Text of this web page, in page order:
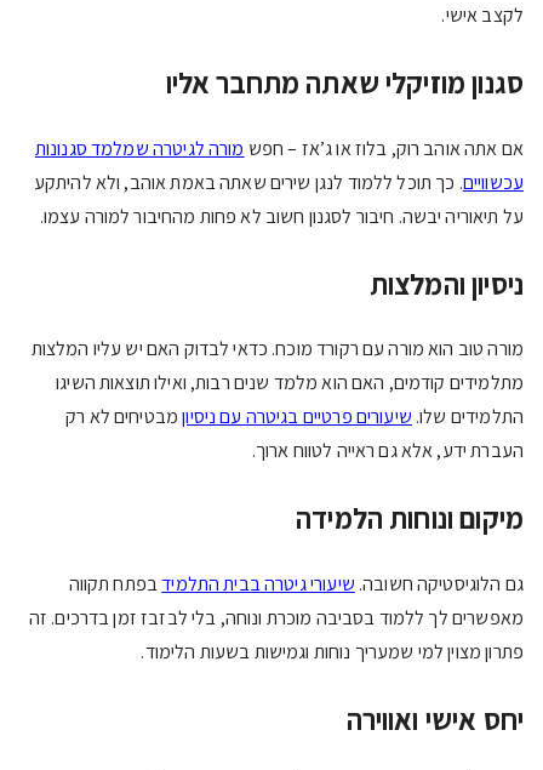
לקצב אישי.
סגנון מוזיקלי שאתה מתחבר אליו
אם אתה אוהב רוק, בלוז או ג’אז – חפש מורה לגיטרה שמלמד סגנונות
עכשוויים. כך תוכל ללמוד לנגן שירים שאתה באמת אוהב, ולא להיתקע
על תיאוריה יבשה. חיבור לסגנון חשוב לא פחות מהחיבור למורה עצמו.
ניסיון והמלצות
מורה טוב הוא מורה עם רקורד מוכח. כדאי לבדוק האם יש עליו המלצות
מתלמידים קודמים, האם הוא מלמד שנים רבות, ואילו תוצאות השיגו
התלמידים שלו. שיעורים פרטיים בגיטרה עם ניסיוןמבטיחים לא רק
העברת ידע, אלא גם ראייה לטווח ארוך.
מיקום ונוחות הלמידה
גם הלוגיסטיקה חשובה. שיעורי גיטרה בבית התלמידבפתח תקווה
מאפשרים לך ללמוד בסביבה מוכרת ונוחה, בלי לבזבז זמן בדרכים. זה
פתרון מצוין למי שמעריך נוחות וגמישות בשעות הלימוד.
יחס אישי ואווירה